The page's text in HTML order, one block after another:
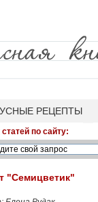
РЕЦЕПТЫ
статей по сайту:
"Семицветик"